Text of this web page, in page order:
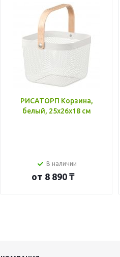
РИСАТОРП Корзина,
белый, 25x26x18 см
В наличии
от 8 890 ₸